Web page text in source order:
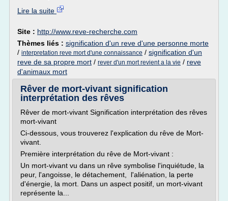
Lire la suite
Site : http://www.reve-recherche.com
Thèmes liés : signification d'un reve d'une personne morte
/ interpretation reve mort d'une connaissance / signification d'un
reve de sa propre mort / rever d'un mort revient a la vie / reve
d'animaux mort
Rêver de mort-vivant signification
interprétation des rêves
Rêver de mort-vivant Signification interprétation des rêves
mort-vivant
Ci-dessous, vous trouverez l'explication du rêve de Mort-
vivant.
Première interprétation du rêve de Mort-vivant :
Un mort-vivant vu dans un rêve symbolise l'inquiétude, la
peur, l'angoisse, le détachement, l'aliénation, la perte
d'énergie, la mort. Dans un aspect positif, un mort-vivant
représente la...